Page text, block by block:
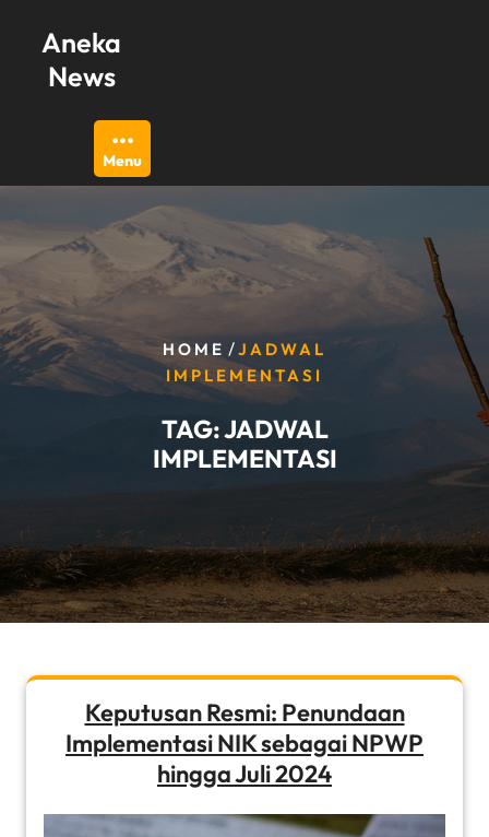
content
Aneka
News
Menu
HOME /JADWAL
IMPLEMENTASI
TAG:JADWAL
IMPLEMENTASI
Keputusan Resmi: Penundaan
Implementasi NIK sebagai NPWP
hingga Juli 2024